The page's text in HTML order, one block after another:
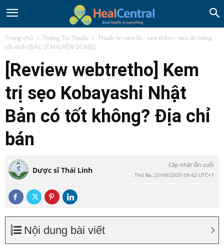
Trang chủ Thông Tin Thuốc
Thuốc trị sẹo lồi - sẹo thâm - sẹo do bỏng
tốt nhất [BÁC SĨ KHUYÊN DÙNG]
[Review webtretho] Kem
trị sẹo Kobayashi Nhật
Bản có tốt không? Địa chỉ
bán
Dược sĩ Thái Linh
Cập nhật lần cuối
Thứ Ba, 25/08/2020 09:42 UTC+7
Nội dung bài viết